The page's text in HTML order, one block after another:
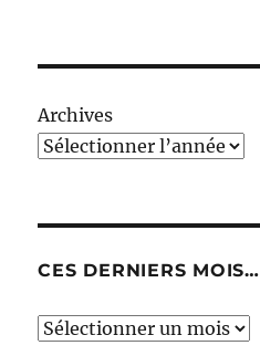
Archives
CES DERNIERS MOIS…
Ces